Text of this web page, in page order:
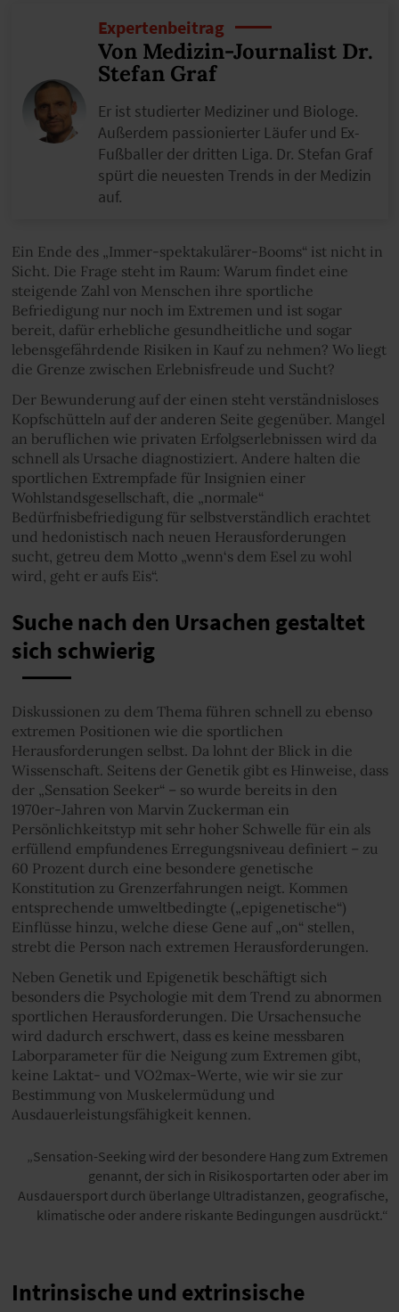
Expertenbeitrag
Von Medizin-Journalist Dr.
Stefan Graf
Er ist studierter Mediziner und Biologe.
Außerdem passionierter Läufer und Ex-
Fußballer der dritten Liga. Dr. Stefan Graf
spürt die neuesten Trends in der Medizin
auf.
Ein Ende des „Immer-spektakulärer-Booms“ ist nicht in
Sicht. Die Frage steht im Raum: Warum findet eine
steigende Zahl von Menschen ihre sportliche
Befriedigung nur noch im Extremen und ist sogar
bereit, dafür erhebliche gesundheitliche und sogar
lebensgefährdende Risiken in Kauf zu nehmen? Wo liegt
die Grenze zwischen Erlebnisfreude und Sucht?
Der Bewunderung auf der einen steht verständnisloses
Kopfschütteln auf der anderen Seite gegenüber. Mangel
an beruflichen wie privaten Erfolgserlebnissen wird da
schnell als Ursache diagnostiziert. Andere halten die
sportlichen Extrempfade für Insignien einer
Wohlstandsgesellschaft, die „normale“
Bedürfnisbefriedigung für selbstverständlich erachtet
und hedonistisch nach neuen Herausforderungen
sucht, getreu dem Motto „wenn‘s dem Esel zu wohl
wird, geht er aufs Eis“.
Suche nach den Ursachen gestaltet
sich schwierig
Diskussionen zu dem Thema führen schnell zu ebenso
extremen Positionen wie die sportlichen
Herausforderungen selbst. Da lohnt der Blick in die
Wissenschaft. Seitens der Genetik gibt es Hinweise, dass
der „Sensation Seeker“ – so wurde bereits in den
1970er-Jahren von Marvin Zuckerman ein
Persönlichkeitstyp mit sehr hoher Schwelle für ein als
erfüllend empfundenes Erregungsniveau definiert – zu
60 Prozent durch eine besondere genetische
Konstitution zu Grenzerfahrungen neigt. Kommen
entsprechende umweltbedingte („epigenetische“)
Einflüsse hinzu, welche diese Gene auf „on“ stellen,
strebt die Person nach extremen Herausforderungen.
Neben Genetik und Epigenetik beschäftigt sich
besonders die Psychologie mit dem Trend zu abnormen
sportlichen Herausforderungen. Die Ursachensuche
wird dadurch erschwert, dass es keine messbaren
Laborparameter für die Neigung zum Extremen gibt,
keine Laktat- und VO2max-Werte, wie wir sie zur
Bestimmung von Muskelermüdung und
Ausdauerleistungsfähigkeit kennen.
Sensation-Seeking wird der besondere Hang zum Extremen
genannt, der sich in Risikosportarten oder aber im
Ausdauersport durch überlange Ultradistanzen, geografische,
klimatische oder andere riskante Bedingungen ausdrückt.
Intrinsische und extrinsische